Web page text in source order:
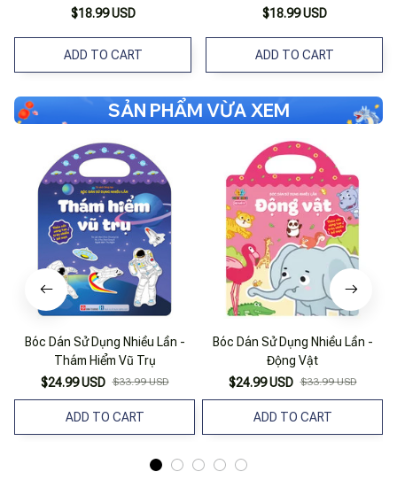
Tương Tác Cho Bé Từ 2 Tuổi
Lần
$18.99 USD
ADD TO CART
Sách Tương Tác Cho Bé Từ 2
Nhiều Lần
$18.99 USD
ADD TO CART
SẢN PHẨM VỪA XEM
Bóc Dán Sử Dụng Nhiều Lần -
Thám Hiểm Vũ Trụ
$24.99 USD $33.99 USD
ADD TO CART
Bóc Dán Sử Dụng Nhiều Lần -
Động Vật
$24.99 USD $33.99 USD
ADD TO CART